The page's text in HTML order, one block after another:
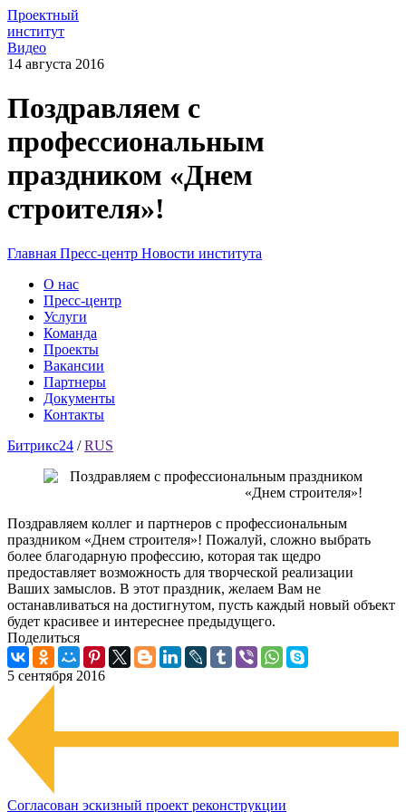
Проектный
институт
Видео
14 августа 2016
Поздравляем с
профессиональным
праздником «Днем
строителя»!
Главная Пресс-центр Новости института
О нас
Пресс-центр
Услуги
Команда
Проекты
Вакансии
Партнеры
Документы
Контакты
Битрикс24 / RUS
Поздравляем коллег и партнеров с профессиональным
праздником «Днем строителя»! Пожалуй, сложно выбрать
более благодарную профессию, которая так щедро
предоставляет возможность для творческой реализации
Ваших замыслов. В этот праздник, желаем Вам не
останавливаться на достигнутом, пусть каждый новый объект
будет красивее и интереснее предыдущего.
Поделиться
5 сентября 2016
Согласован эскизный проект реконструкции